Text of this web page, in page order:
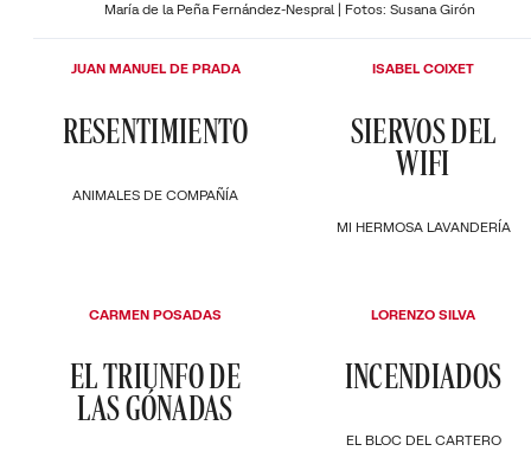
María de la Peña Fernández-Nespral | Fotos: Susana Girón
ANIMALES DE COMPAÑÍA
RESENTIMIENTO
JUAN MANUEL DE PRADA
MI HERMOSA LAVANDERÍA
SIERVOS DEL
WIFI
ISABEL COIXET
EL TRIUNFO DE
LAS GÓNADAS
CARMEN POSADAS
EL BLOC DEL CARTERO
INCENDIADOS
LORENZO SILVA